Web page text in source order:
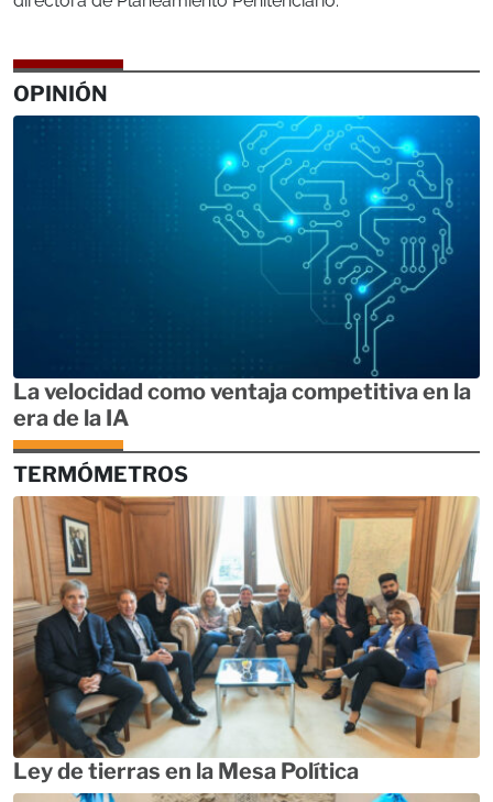
OPINIÓN
La velocidad como ventaja competitiva en la
era de la IA
TERMÓMETROS
Ley de tierras en la Mesa Política